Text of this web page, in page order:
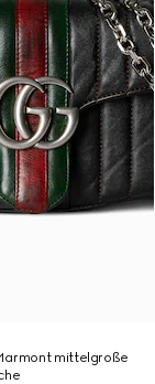
mittelgroße